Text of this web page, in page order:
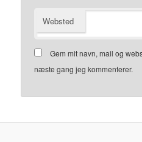
Websted
Gem mit navn, mail og
næste gang jeg kommenterer.